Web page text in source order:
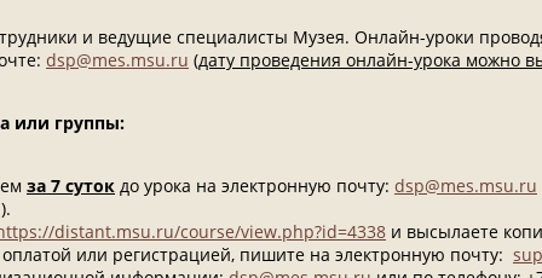
и ведущие специалисты Музея. Онлайн-уроки
dsp@mes.msu.ru (дату проведения онлайн-урока можно
или группы:
за 7 суток до урока на электронную почту: dsp@mes.msu.ru
distant.msu.ru/course/view.php?id=4338 и высылаете
или регистрацией, пишите на электронную почту: